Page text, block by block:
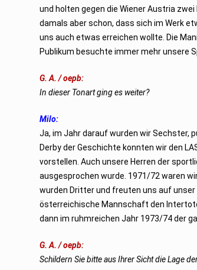
und holten gegen die Wiener Austria zwei
damals aber schon, dass sich im Werk
uns auch etwas erreichen wollte. Die
Publikum besuchte immer mehr unsere
G. A. / oepb:
In dieser Tonart ging es weiter?
Milo:
Ja, im Jahr darauf wurden wir Sechster,
Derby der Geschichte konnten wir den
vorstellen. Auch unsere Herren der
ausgesprochen wurde. 1971/72 waren
wurden Dritter und freuten uns auf
österreichische Mannschaft den
dann im ruhmreichen Jahr 1973/74 der
G. A. / oepb:
Schildern Sie bitte aus Ihrer Sicht die Lage